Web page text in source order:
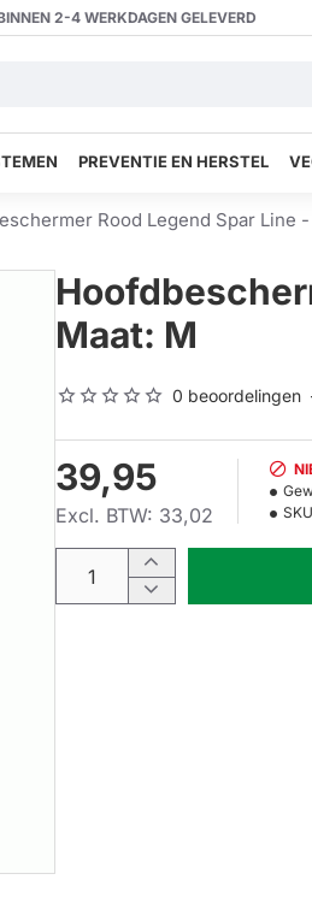
2-4 WERKDAGEN GELEVERD
PREVENTIE EN HERSTEL
Rood Legend Spar Line
Maat: M
0 beoordelingen
39,95
Excl. BTW: 33,02